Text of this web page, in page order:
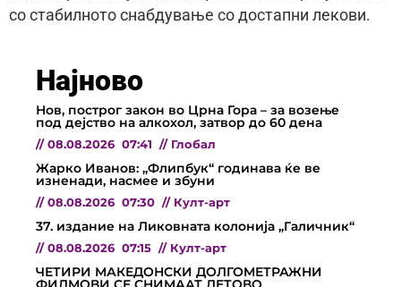
со стабилното снабдување со достапни лекови.
Најново
Нов, построг закон во Црна Гора – за возење
под дејство на алкохол, затвор до 60 дена
// 08.08.2026 07:41 // Глобал
Жарко Иванов: „Флипбук“ годинава ќе ве
изненади, насмее и збуни
// 08.08.2026 07:30 // Култ-арт
37. издание на Ликовната колонија „Галичник“
// 08.08.2026 07:15 // Култ-арт
ЧЕТИРИ МАКЕДОНСКИ ДОЛГОМЕТРАЖНИ